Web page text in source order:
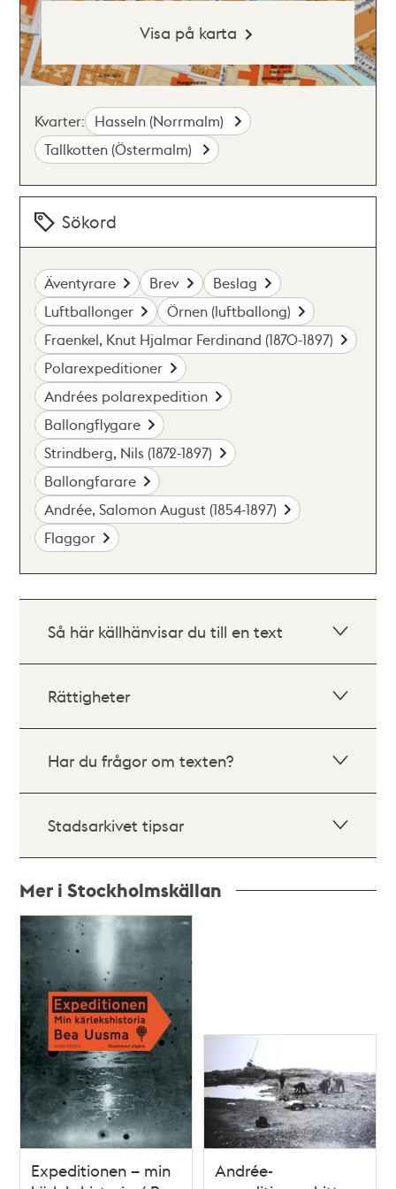
Visa på karta
Kvarter: Hasseln (Norrmalm)
Tallkotten (Östermalm)
Sökord
Äventyrare Brev
Beslag
Luftballonger
Örnen (luftballong)
Fraenkel, Knut Hjalmar Ferdinand (1870-1897)
Polarexpeditioner
Andrées polarexpedition
Ballongflygare
Strindberg, Nils (1872-1897)
Ballongfarare
Andrée, Salomon August (1854-1897)
Flaggor
Så här källhänvisar du till en text
Rättigheter
Har du frågor om texten?
Stadsarkivet tipsar
Mer i Stockholmskällan
Relaterade
poster
och
teman
Expeditionen – min
Andrée-